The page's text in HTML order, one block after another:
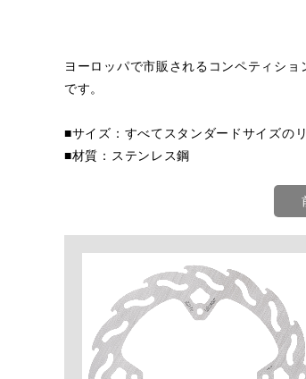
ヨーロッパで市販されるコンペティシ
です。
■サイズ：すべてスタンダードサイズの
■材質：ステンレス鋼